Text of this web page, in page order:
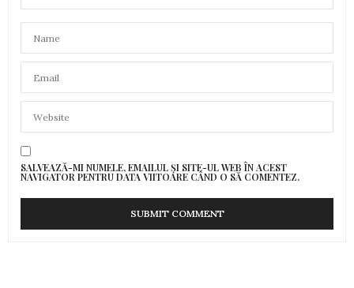
SALVEAZĂ-MI NUMELE, EMAILUL ȘI SITE-UL WEB ÎN ACEST
NAVIGATOR PENTRU DATA VIITOARE CÂND O SĂ COMENTEZ.